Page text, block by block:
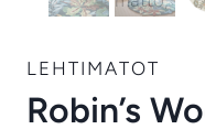
LEHTIMATOT
Robin’s